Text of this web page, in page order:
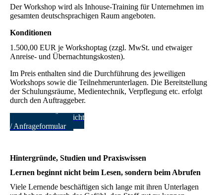
Der Workshop wird als Inhouse-Training für Unternehmen im
gesamten deutschsprachigen Raum angeboten.
Konditionen
1.500,00 EUR je Workshoptag (zzgl. MwSt. und etwaiger
Anreise- und Übernachtungskosten).
Im Preis enthalten sind die Durchführung des jeweiligen
Workshops sowie die Teilnehmerunterlagen. Die Bereitstellung
der Schulungsräume, Medientechnik, Verpflegung etc. erfolgt
durch den Auftraggeber.
Zurück zur Übersicht
/ Anfrageformular
Hintergründe, Studien und Praxiswissen
Lernen beginnt nicht beim Lesen, sondern beim Abrufen
Viele Lernende beschäftigen sich lange mit ihren Unterlagen